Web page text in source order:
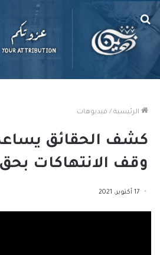
بحث
عن
الرئيسية / فيديوهات
كشف الحقائق يساعد
وقف الانتهاكات
17 أكتوبر، 2021